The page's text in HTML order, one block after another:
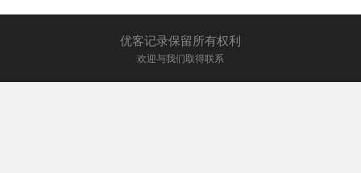
优客记录保留所有权利
欢迎与我们取得联系